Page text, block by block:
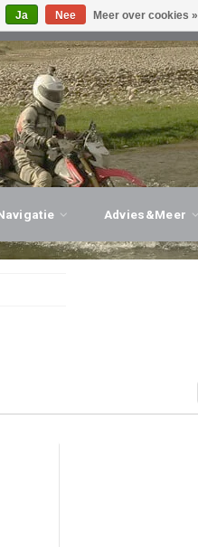
BEZOEK ONZE WINKEL!
Advies&Meer
Ja Nee Meer over cookies »